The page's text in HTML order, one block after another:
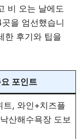
비 오는 날에도
을 엄선했습니
한 후기와 팁을
포인트
트, 와인+치즈플
산해수욕장 도보